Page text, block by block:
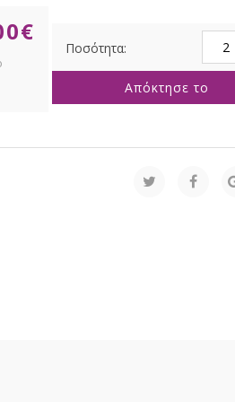
€
10ΕΚ
ΣΕΤ
XMAS
Απόκτησε το